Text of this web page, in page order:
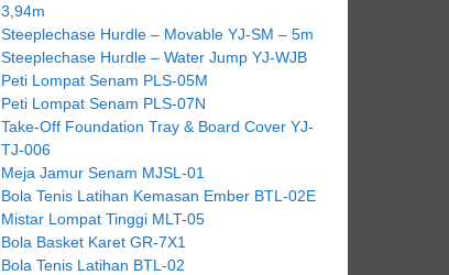
3,94m
Steeplechase Hurdle – Movable YJ-SM – 5m
Steeplechase Hurdle – Water Jump YJ-WJB
Peti Lompat Senam PLS-05M
Peti Lompat Senam PLS-07N
Take-Off Foundation Tray & Board Cover YJ-
TJ-006
Meja Jamur Senam MJSL-01
Bola Tenis Latihan Kemasan Ember BTL-02E
Mistar Lompat Tinggi MLT-05
Bola Basket Karet GR-7X1
Bola Tenis Latihan BTL-02